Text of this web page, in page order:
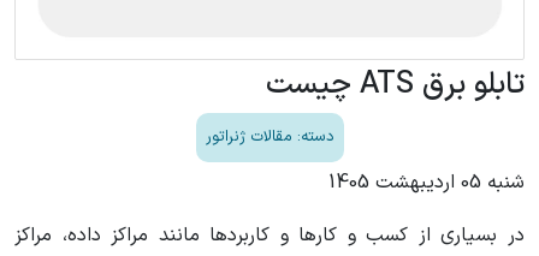
تابلو برق ATS چیست
دسته: مقالات ژنراتور
شنبه 05 اردیبهشت 1405
در بسیاری از کسب و کارها و کاربردها مانند مراکز داده، مراکز